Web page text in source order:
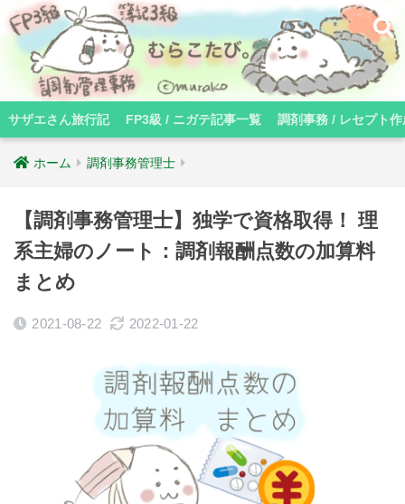
サザエさん旅行記 FP3級 / ニガテ記事一覧 調剤事務 / レセプト作
ホーム 調剤事務管理士
【調剤事務管理士】独学で資格取得！ 理
系主婦のノート：調剤報酬点数の加算料
まとめ
2021-08-22 2022-01-22